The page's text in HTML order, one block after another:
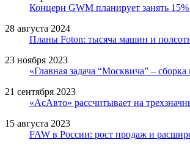
Концерн GWM планирует занять
28 августа 2024
Планы Foton: тысяча машин и
23 ноября 2023
«Главная задача “Москвича” –
21 сентября 2023
«АсАвто» рассчитывает на
15 августа 2023
FAW в России: рост продаж и